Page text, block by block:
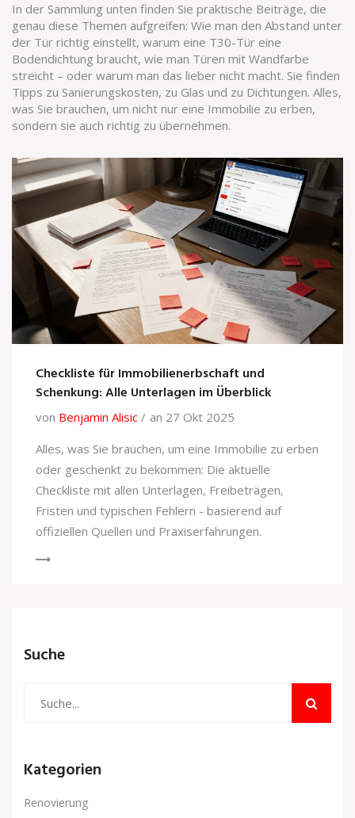
In der Sammlung unten finden Sie praktische Beiträge, die
genau diese Themen aufgreifen: Wie man den Abstand unter
der Tür richtig einstellt, warum eine T30-Tür eine
Bodendichtung braucht, wie man Türen mit Wandfarbe
streicht – oder warum man das lieber nicht macht. Sie finden
Tipps zu Sanierungskosten, zu Glas und zu Dichtungen. Alles,
was Sie brauchen, um nicht nur eine Immobilie zu erben,
sondern sie auch richtig zu übernehmen.
Checkliste für Immobilienerbschaft und
Schenkung: Alle Unterlagen im Überblick
von Benjamin Alisic
an 27 Okt 2025
Alles, was Sie brauchen, um eine Immobilie zu erben
oder geschenkt zu bekommen: Die aktuelle
Checkliste mit allen Unterlagen, Freibeträgen,
Fristen und typischen Fehlern - basierend auf
offiziellen Quellen und Praxiserfahrungen.
Suche
Kategorien
Renovierung